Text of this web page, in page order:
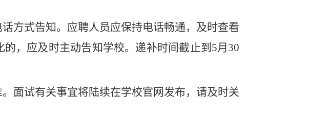
方式告知。应聘人员应保持电话畅通，及时查看
，应及时主动告知学校。递补时间截止到 5月 30
面试有关事宜将陆续在学校官网发布，请及时关